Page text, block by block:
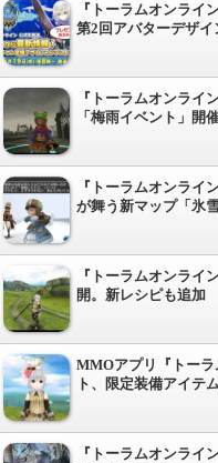
『トーラムオンライ
第2回アバターデザ
『トーラムオンライ
「梅雨イベント」開
『トーラムオンライ
が舞う新マップ「氷
『トーラムオンライ
開。新レシピも追加
MMOアプリ『トー
ト、限定装備アイテ
『トーラムオンライ